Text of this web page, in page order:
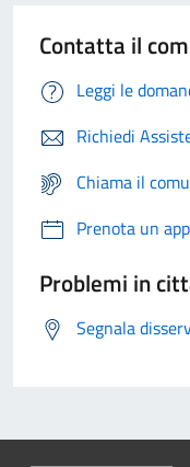
Contatta il
Leggi le
Richiedi
Chiama il
Prenota un
Problemi in
Segnala